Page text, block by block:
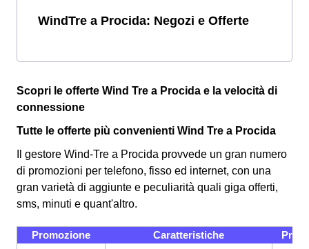
WindTre a Procida: Negozi e Offerte
Scopri le offerte Wind Tre a Procida e la velocità di
connessione
Tutte le offerte più convenienti Wind Tre a Procida
Il gestore Wind-Tre a Procida provvede un gran numero
di promozioni per telefono, fisso ed internet, con una
gran varietà di aggiunte e peculiarità quali giga offerti,
sms, minuti e quant'altro.
Promozione Caratteristiche